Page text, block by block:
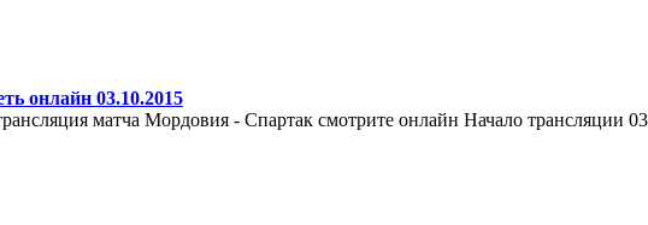
онлайн 03.10.2015
матча Мордовия - Спартак смотрите онлайн Начало трансляции 03